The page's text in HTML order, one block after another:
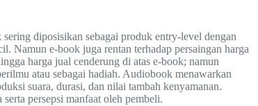
diposisikan sebagai produk entry-level dengan
Namun e-book juga rentan terhadap persaingan harga
harga jual cenderung di atas e-book; namun
atau sebagai hadiah. Audiobook menawarkan
suara, durasi, dan nilai tambah kenyamanan.
persepsi manfaat oleh pembeli.